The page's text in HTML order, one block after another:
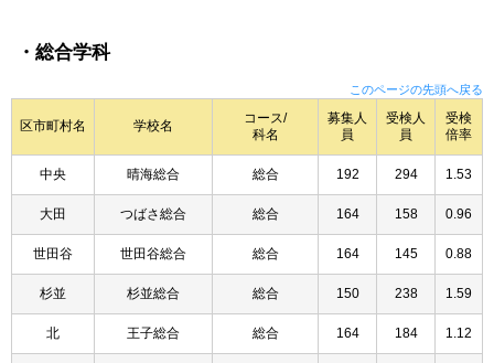
・総合学科
このページの先頭へ戻る
区市町村名 学校名
コース/
科名
募集人
員
受検人
員
受検
倍率
中央 晴海総合 総合 192 294 1.53
大田 つばさ総合 総合 164 158 0.96
世田谷 世田谷総合 総合 164 145 0.88
杉並 杉並総合 総合 150 238 1.59
北 王子総合 総合 164 184 1.12